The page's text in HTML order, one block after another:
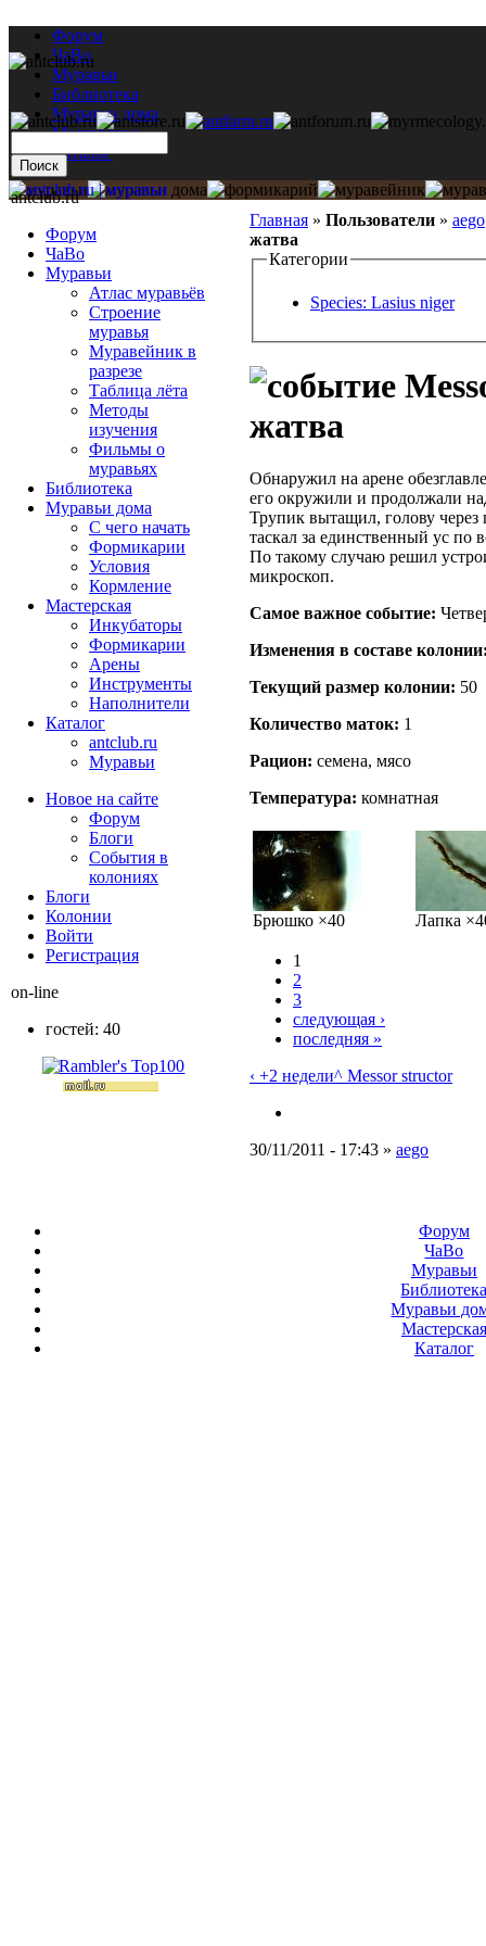
Форум
ЧаВо
Муравьи
Библиотека
Муравьи дома
Мастерская
Каталог
Главная » Пользователи » aego
жатва
Категории
Species: Lasius niger
жатва
Обнаружил на арене
его окружили и продолжали
Трупик вытащил, голову через
таскал за единственный ус по
По такому случаю решил
микроскоп.
Самое важное событие:
Изменения в составе
Текущий размер кoлонии: 50
Количество маток: 1
Рацион: семена, мясо
Температура: комнатная
Брюшко ×40 Лапка
1
2
3
следующая ›
последняя »
‹ +2 недели^ Messor structor
30/11/2011 - 17:43 » aego
antclub.ru
Форум
ЧаВо
Муравьи
Атлас муравьёв
Строение
муравья
Муравейник в
разрезе
Таблица лёта
Методы
изучения
Фильмы о
муравьях
Библиотека
Муравьи дома
С чего начать
Формикарии
Условия
Кормление
Мастерская
Инкубаторы
Формикарии
Арены
Инструменты
Наполнители
Каталог
antclub.ru
Муравьи
Новое на сайте
Форум
Блоги
События в
колониях
Блоги
Колонии
Войти
Peгиcтpaция
on-line
гостей: 40
Форум
ЧаВо
Муравьи
Муравьи
Мастерская
Каталог